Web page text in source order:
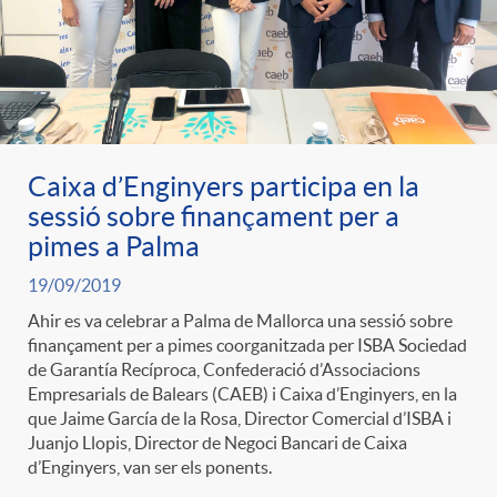
r
a
S
a
l
a
ó
p
e
r
c
a
t
t
e
n
i
d
o
A
l
i
c
a
d
o
r
Caixa d’Enginyers participa en la
sessió sobre finançament per a
pimes a Palma
19/09/2019
Ahir es va celebrar a Palma de Mallorca una sessió sobre
finançament per a pimes coorganitzada per ISBA Sociedad
de Garantía Recíproca, Confederació d’Associacions
Empresarials de Balears (CAEB) i Caixa d’Enginyers, en la
que Jaime García de la Rosa, Director Comercial d’ISBA i
Juanjo Llopis, Director de Negoci Bancari de Caixa
d’Enginyers, van ser els ponents.